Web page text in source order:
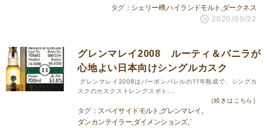
シェリー樽ハイランドモルト ダークネス
2020/09/22
グレンマレイ2008 ルーティ＆バニラが
心地よい日本向けシングルカスク
グレンマレイ2008はバーボンバレルの11年熟成で、シングカ
スクのカスクストレングスボト...
［続きはこちら］
スペイサイドモルト グレンマレイ
ダンカンテイラーダイメンションズ`